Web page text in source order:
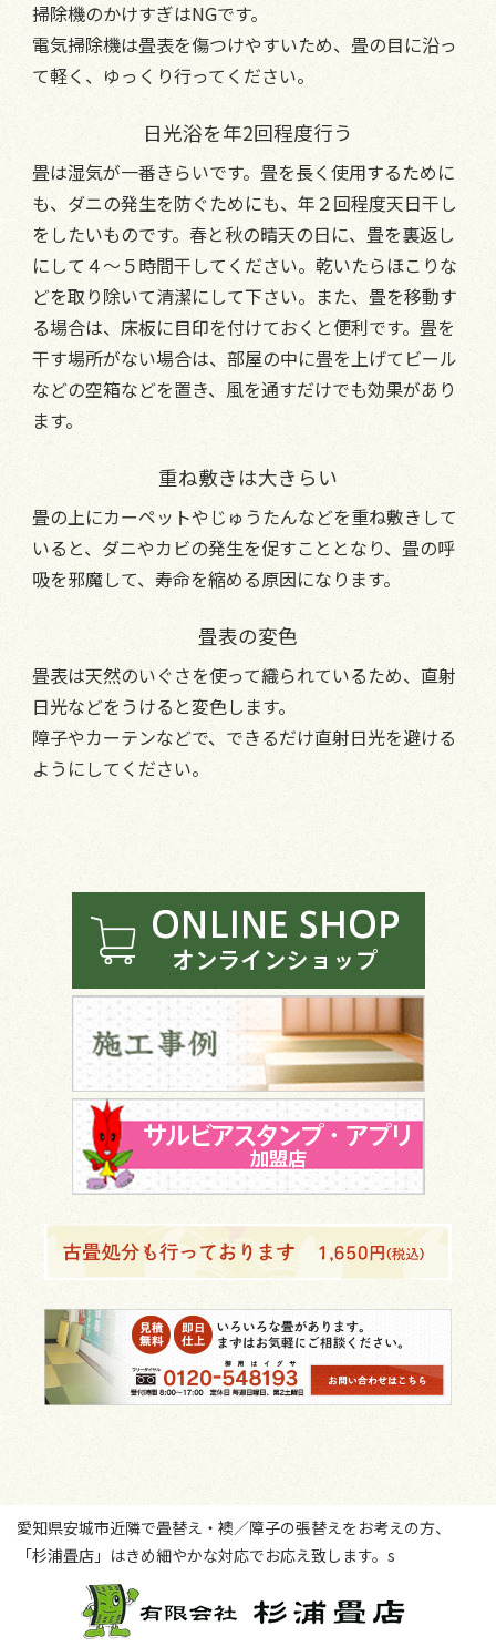
掃除機のかけすぎはNGです。
電気掃除機は畳表を傷つけやすいため、畳の目に沿っ
て軽く、ゆっくり行ってください。
日光浴を年2回程度行う
畳は湿気が一番きらいです。畳を長く使用するために
も、ダニの発生を防ぐためにも、年２回程度天日干し
をしたいものです。春と秋の晴天の日に、畳を裏返し
にして４～５時間干してください。乾いたらほこりな
どを取り除いて清潔にして下さい。また、畳を移動す
る場合は、床板に目印を付けておくと便利です。畳を
干す場所がない場合は、部屋の中に畳を上げてビール
などの空箱などを置き、風を通すだけでも効果があり
ます。
重ね敷きは大きらい
畳の上にカーペットやじゅうたんなどを重ね敷きして
いると、ダニやカビの発生を促すこととなり、畳の呼
吸を邪魔して、寿命を縮める原因になります。
畳表の変色
畳表は天然のいぐさを使って織られているため、直射
日光などをうけると変色します。
障子やカーテンなどで、できるだけ直射日光を避ける
ようにしてください。
愛知県安城市近隣で畳替え・襖／障子の張替えをお考えの方、
「杉浦畳店」はきめ細やかな対応でお応え致します。 s